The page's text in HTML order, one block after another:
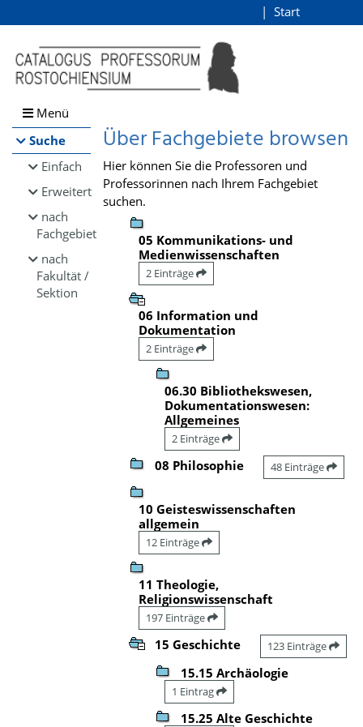
Browsen
direkt zum Inhalt
Start
Menü
Suche
Einfach
Erweitert
nach
Fachgebiet
nach
Fakultät /
Sektion
Über Fachgebiete browsen
Hier können Sie die Professoren und
Professorinnen nach Ihrem Fachgebiet
suchen.
05 Kommunikations- und
Medienwissenschaften
2 Einträge
06 Information und
Dokumentation
2 Einträge
06.30 Bibliothekswesen,
Dokumentationswesen:
Allgemeines
2 Einträge
08 Philosophie 48 Einträge
10 Geisteswissenschaften
allgemein
12 Einträge
11 Theologie,
Religionswissenschaft
197 Einträge
15 Geschichte 123 Einträge
15.15 Archäologie
1 Eintrag
15.25 Alte Geschichte